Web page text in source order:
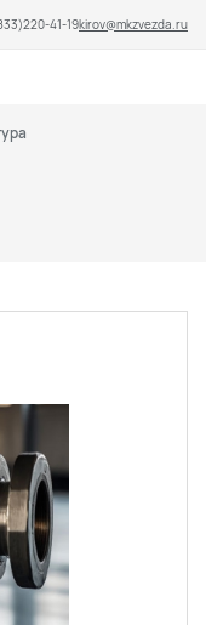
41-19kirov@mkzvezda.ru